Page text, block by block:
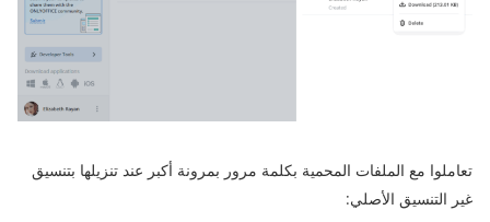
تعاملوا مع الملفات المحمية بكلمة مرور بمرونة أكبر عند تنزيلها بتنسيق
غير التنسيق الأصلي: